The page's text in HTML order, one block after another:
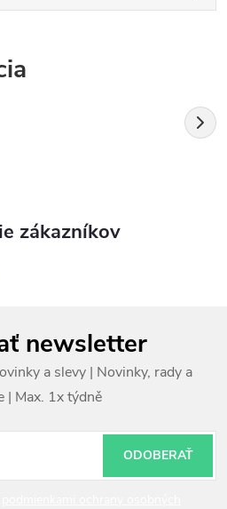
zákazníkov
newsletter
ODOBERAŤ